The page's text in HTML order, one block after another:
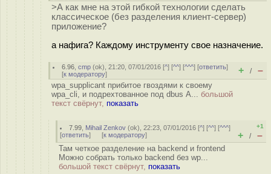
>А как мне на этой гибкой технологии сделать
классическое (без разделения клиент-сервер)
приложение?
а нафига? Каждому инструменту свое назначение.
6.96 ,cmp (ok), 21:20, 07/01/2016 [^] [^^] [^^^] [ответить]
[к модератору] + / –
wpa_supplicant прибитое гвоздями к своему
wpa_cli, и подрехтованное под dbus А... большой
текст свёрнут, показать
7.99 Mihail Zenkov (ok), 22:23, 07/01/2016 [^] [^^] [^^^]
[ответить] [к модератору]
+1
+ / –
Там четкое разделение на backend и frontend
Можно собрать только backend без wp...
большой текст свёрнут, показать